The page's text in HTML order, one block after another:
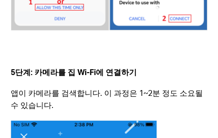
5단계: 카메라를 집 Wi-Fi에 연결하기
앱이 카메라를 검색합니다. 이 과정은 1~2분 정도 소요될
수 있습니다.